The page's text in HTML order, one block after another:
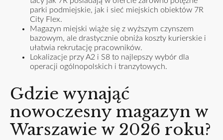
parki podmiejskie, jak i sieć miejskich obiektów 7R
City Flex.
Magazyn miejski wiąże się z wyższym czynszem
bazowym, ale drastycznie obniża koszty kurierskie i
ułatwia rekrutację pracowników.
Lokalizacje przy A2 i S8 to najlepszy wybór dla
operacji ogólnopolskich i tranzytowych.
Gdzie wynająć
nowoczesny magazyn w
Warszawie w 2026 roku?